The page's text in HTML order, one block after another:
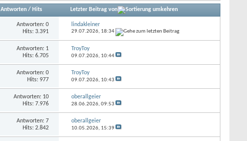
Antworten/ Hits Letzter Beitrag von
Antworten: 0
Hits: 3.391
lindakleiner
29.07.2026, 18:34
Antworten: 1
Hits: 6.705
TroyToy
09.07.2026, 10:44
Antworten: 0
Hits: 977
TroyToy
09.07.2026, 10:43
Antworten: 10
Hits: 7.976
oberallgeier
28.06.2026, 09:53
Antworten: 7
Hits: 2.842
oberallgeier
10.05.2026, 15:39